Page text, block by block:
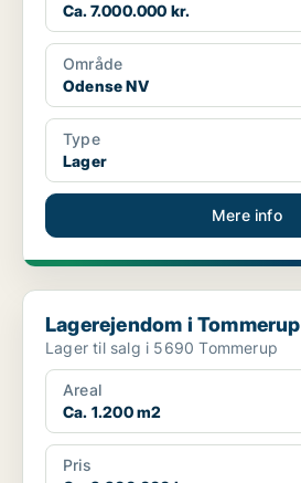
Ca. 7.000.000 kr.
Område
Odense NV
Type
Lager
Mere info
Lagerejendom i Tommerup
Lagerejendom i Tommerup
Lager til salg i 5690 Tommerup
Areal
Ca. 1.200 m2
Pris